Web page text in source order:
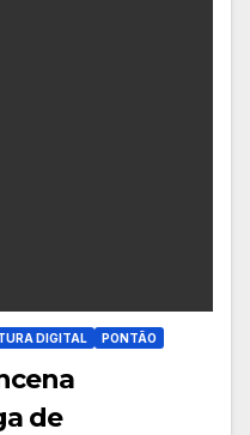
DIGITAL PONTÃO
de